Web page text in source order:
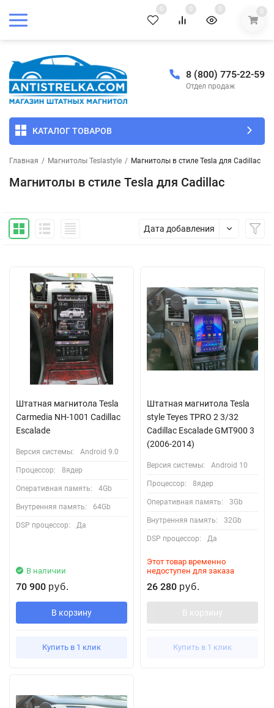
0 0 0 0
8 (800) 775-22-59
Отдел продаж
КАТАЛОГ ТОВАРОВ
Главная / Магнитолы Teslastyle / Магнитолы в стиле Tesla для Cadillac
Магнитолы в стиле Tesla для Cadillac
Дата добавления
Штатная магнитола Tesla
Сarmedia NH-1001 Cadillac
Escalade
Версия системы: Android 9.0
Процессор: 8ядер
Оперативная память: 4Gb
Внутренняя память: 64Gb
DSP процессор: Да
В наличии
70 900 руб.
В корзину
Купить в 1 клик
Штатная магнитола Tesla
style Teyes TPRO 2 3/32
Cadillac Escalade GMT900 3
(2006-2014)
Версия системы: Android 10
Процессор: 8ядер
Оперативная память: 3Gb
Внутренняя память: 32Gb
DSP процессор: Да
Этот товар временно
недоступен для заказа
26 280 руб.
В корзину
Купить в 1 клик